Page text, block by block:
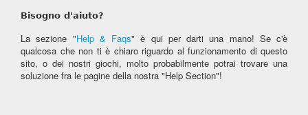
Bisogno d'aiuto?
La sezione "Help & Faqs" è qui per darti una mano! Se c'è
qualcosa che non ti è chiaro riguardo al funzionamento di questo
sito, o dei nostri giochi, molto probabilmente potrai trovare una
soluzione fra le pagine della nostra "Help Section"!